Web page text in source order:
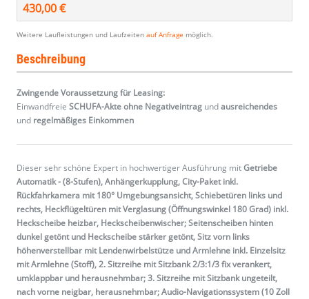
430,00 €
Weitere Laufleistungen und Laufzeiten auf Anfrage möglich.
Beschreibung
Zwingende Voraussetzung für Leasing:
Einwandfreie SCHUFA-Akte ohne Negativeintrag undausreichendes
und regelmäßiges Einkommen
Dieser sehr schöne Expert in hochwertiger Ausführung mitGetriebe
Automatik - (8-Stufen), Anhängerkupplung, City-Paket inkl.
Rückfahrkamera mit 180° Umgebungsansicht, Schiebetüren links und
rechts, Heckflügeltüren mit Verglasung (Öffnungswinkel 180 Grad) inkl.
Heckscheibe heizbar, Heckscheibenwischer; Seitenscheiben hinten
dunkel getönt und Heckscheibe stärker getönt, Sitz vorn links
höhenverstellbar mit Lendenwirbelstütze und Armlehne inkl. Einzelsitz
mit Armlehne (Stoff), 2. Sitzreihe mit Sitzbank 2/3:1/3 fix verankert,
umklappbar und herausnehmbar; 3. Sitzreihe mit Sitzbank ungeteilt,
nach vorne neigbar, herausnehmbar; Audio-Navigationssystem (10 Zoll